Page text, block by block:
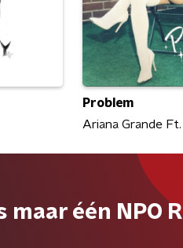
Problem
Ariana Grande
maar één NPO